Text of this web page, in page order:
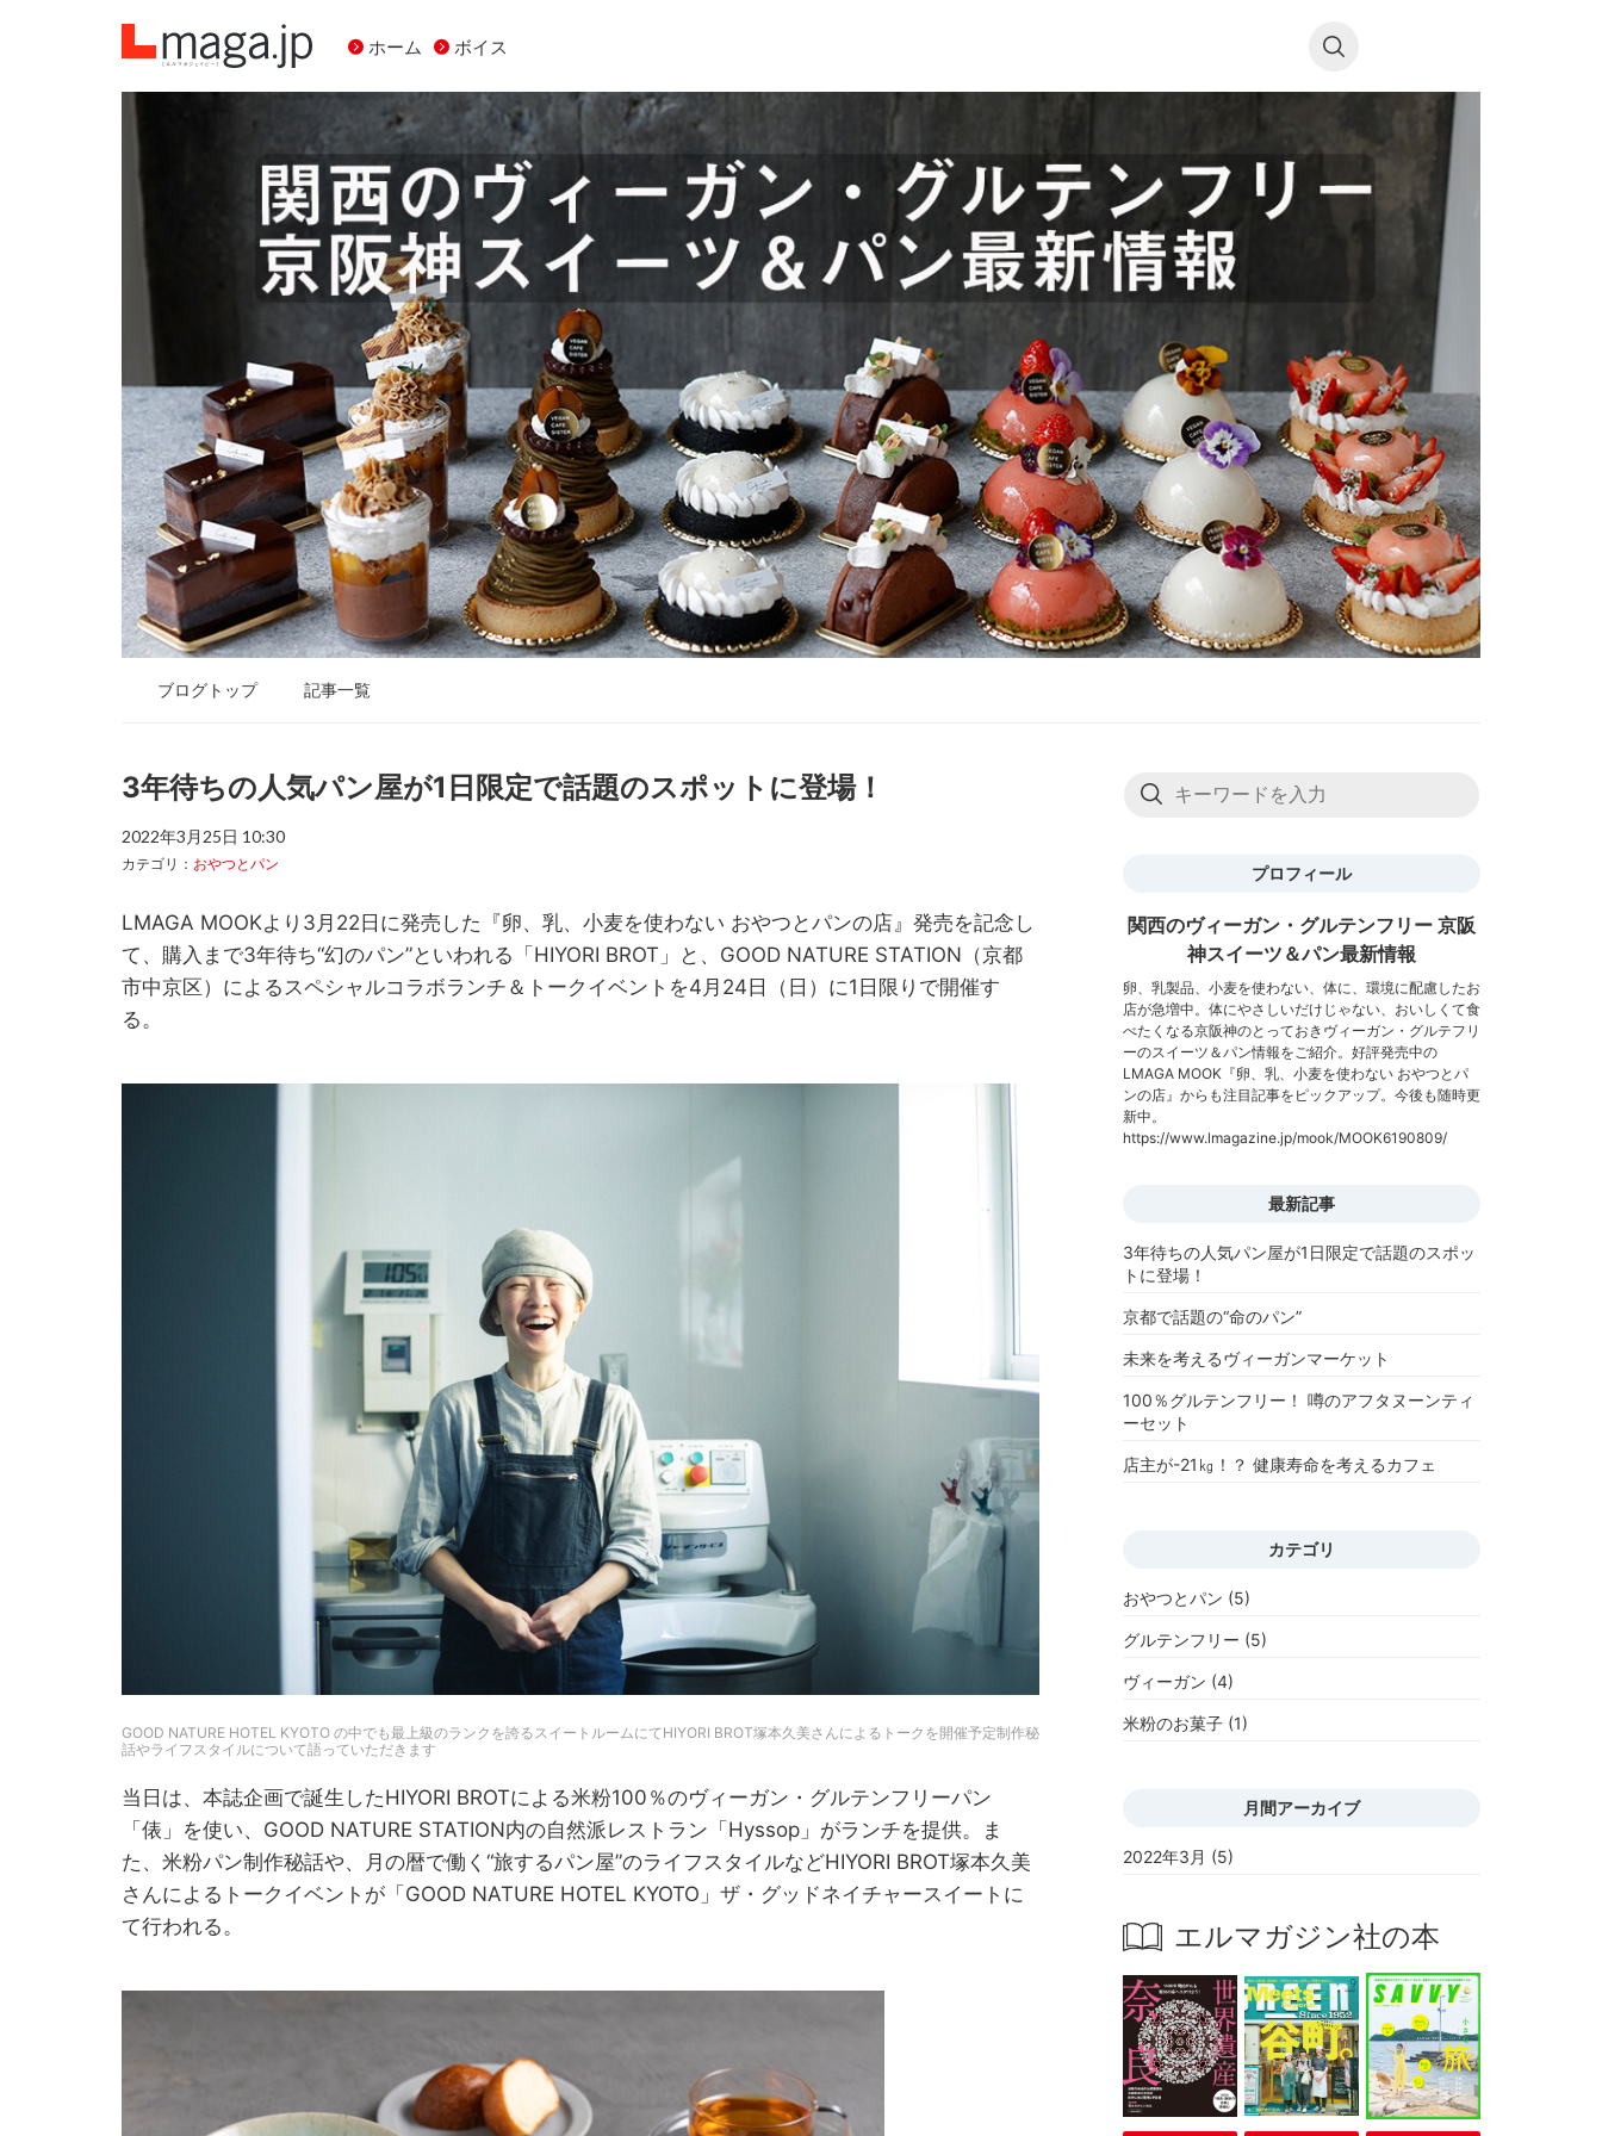
ホーム ボイス
ブログトップ 記事一覧
3年待ちの人気パン屋が1日限定で話題のスポットに登場！
2022年3月25日 10:30
カテゴリ： おやつとパン
LMAGA MOOKより3月22日に発売した『卵、乳、小麦を使わない おやつとパンの店』発売を記念し
て、購入まで3年待ち“幻のパン”といわれる「HIYORI BROT」と、GOOD NATURE STATION（京都
市中京区）によるスペシャルコラボランチ＆トークイベントを4月24日（日）に1日限りで開催す
る。
GOOD NATURE HOTEL KYOTO の中でも最上級のランクを誇るスイートルームにてHIYORI BROT塚本久美さんによるトークを開催予定制作秘
話やライフスタイルについて語っていただきます
当日は、本誌企画で誕生したHIYORI BROTによる米粉100％のヴィーガン・グルテンフリーパン
「俵」を使い、GOOD NATURE STATION内の自然派レストラン「Hyssop」がランチを提供。ま
た、米粉パン制作秘話や、月の暦で働く“旅するパン屋”のライフスタイルなどHIYORI BROT塚本久美
さんによるトークイベントが「GOOD NATURE HOTEL KYOTO」ザ・グッドネイチャースイートに
て行われる。
プロフィール
関西のヴィーガン・グルテンフリー 京阪
神スイーツ＆パン最新情報
卵、乳製品、小麦を使わない、体に、環境に配慮したお
店が急増中。体にやさしいだけじゃない、おいしくて食
べたくなる京阪神のとっておきヴィーガン・グルテフリ
ーのスイーツ＆パン情報をご紹介。好評発売中の
LMAGA MOOK『卵、乳、小麦を使わない おやつとパ
ンの店』からも注目記事をピックアップ。今後も随時更
新中。
https://www.lmagazine.jp/mook/MOOK6190809/
最新記事
3年待ちの人気パン屋が1日限定で話題のスポッ
トに登場！
京都で話題の“命のパン”
未来を考えるヴィーガンマーケット
100％グルテンフリー！ 噂のアフタヌーンティ
ーセット
店主が-21㎏！？ 健康寿命を考えるカフェ
カテゴリ
おやつとパン (5)
グルテンフリー (5)
ヴィーガン (4)
米粉のお菓子 (1)
月間アーカイブ
2022年3月 (5)
エルマガジン社の本